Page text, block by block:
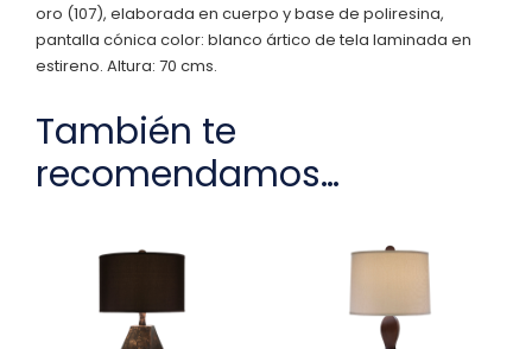
oro (107), elaborada en cuerpo y base de poliresina,
pantalla cónica color: blanco ártico de tela laminada en
estireno. Altura: 70 cms.
También te
recomendamos…